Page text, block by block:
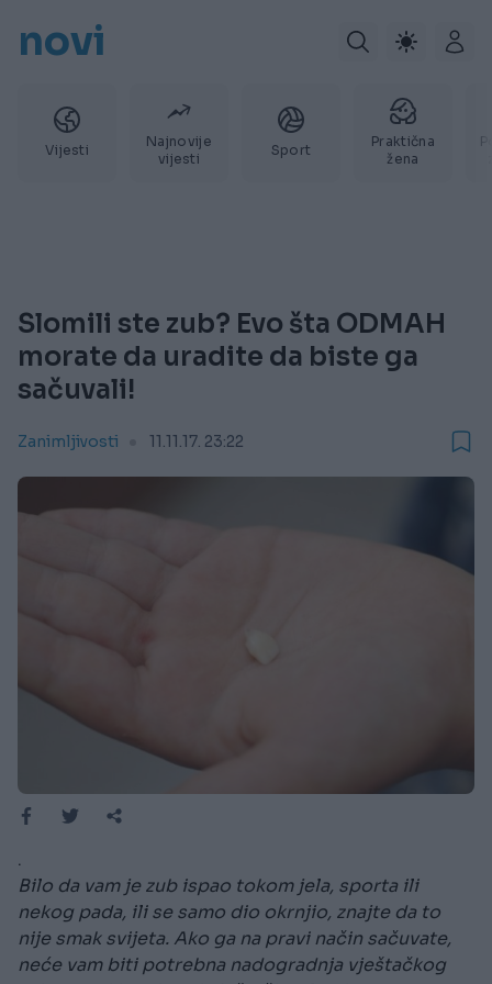
novi
Vijesti
Najnovije
vijesti
Sport
Praktična
žena
Slomili ste zub? Evo šta ODMAH
morate da uradite da biste ga
sačuvali!
Zanimljivosti 11.11.17. 23:22
.
Bilo da vam je zub ispao tokom jela, sporta ili
nekog pada, ili se samo dio okrnjio, znajte da to
nije smak svijeta. Ako ga na pravi način sačuvate,
neće vam biti potrebna nadogradnja vještačkog